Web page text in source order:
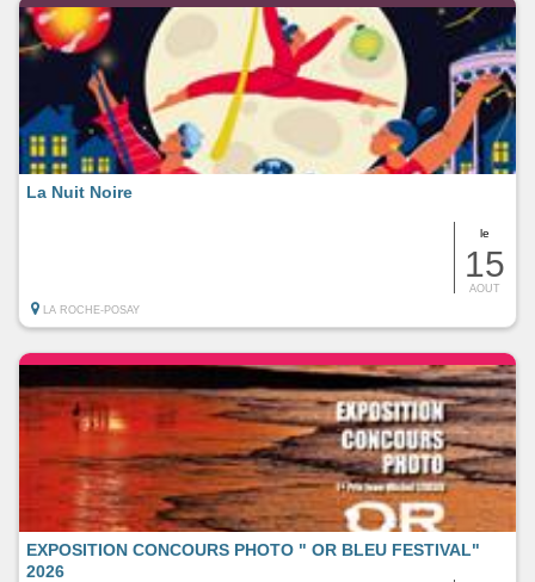
le
15
AOUT
La Nuit Noire
LA ROCHE-POSAY
EXPOSITION CONCOURS PHOTO " OR BLEU FESTIVAL"
2026